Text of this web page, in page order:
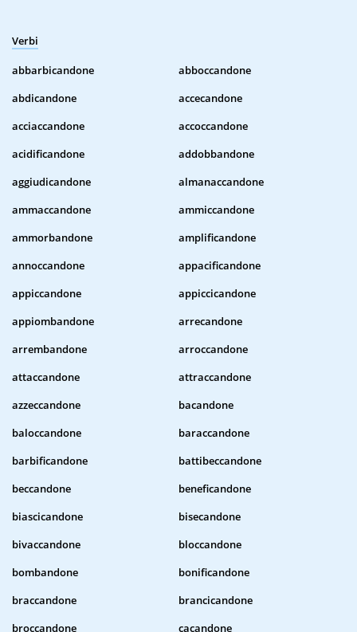
Verbi
abbarbicandone
abboccandone
abdicandone
accecandone
acciaccandone
accoccandone
acidificandone
addobbandone
aggiudicandone
almanaccandone
ammaccandone
ammiccandone
ammorbandone
amplificandone
annoccandone
appacificandone
appiccandone
appiccicandone
appiombandone
arrecandone
arrembandone
arroccandone
attaccandone
attraccandone
azzeccandone
bacandone
baloccandone
baraccandone
barbificandone
battibeccandone
beccandone
beneficandone
biascicandone
bisecandone
bivaccandone
bloccandone
bombandone
bonificandone
braccandone
brancicandone
broccandone
cacandone